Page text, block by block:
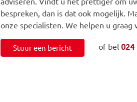
bespreken, dan is dat ook mogelijk.
onze specialisten. We helpen u graag
Stuur een bericht of bel 024